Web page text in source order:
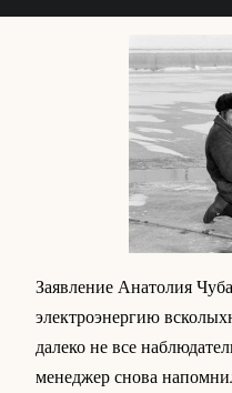
Заявление Анатолия
электроэнергию
далеко не все
менеджер снова